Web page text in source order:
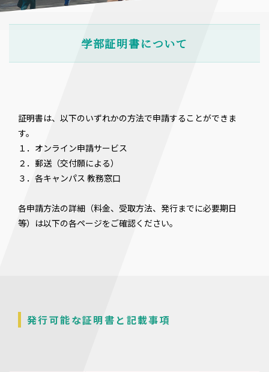
学部証明書について
証明書は、以下のいずれかの方法で申請することができま
す。
１．オンライン申請サービス
２．郵送（交付願による）
３．各キャンパス 教務窓口
各申請方法の詳細（料金、受取方法、発行までに必要期日
等）は以下の各ページをご確認ください。
発行可能な証明書と記載事項